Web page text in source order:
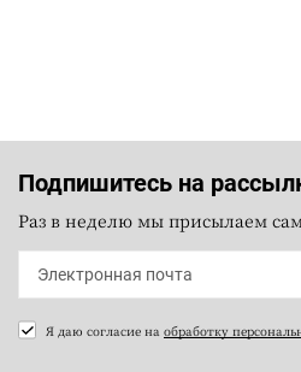
Подпишитесь на
Раз в неделю мы присылаем
Я даю согласие на обработку